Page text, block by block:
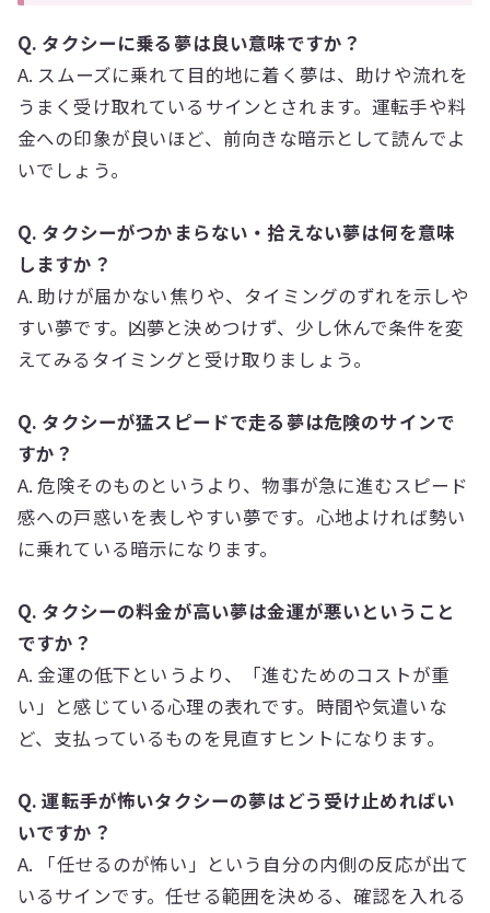
Q. タクシーに乗る夢は良い意味ですか？
A. スムーズに乗れて目的地に着く夢は、助けや流れを
うまく受け取れているサインとされます。運転手や料
金への印象が良いほど、前向きな暗示として読んでよ
いでしょう。
Q. タクシーがつかまらない・拾えない夢は何を意味
しますか？
A. 助けが届かない焦りや、タイミングのずれを示しや
すい夢です。凶夢と決めつけず、少し休んで条件を変
えてみるタイミングと受け取りましょう。
Q. タクシーが猛スピードで走る夢は危険のサインで
すか？
A. 危険そのものというより、物事が急に進むスピード
感への戸惑いを表しやすい夢です。心地よければ勢い
に乗れている暗示になります。
Q. タクシーの料金が高い夢は金運が悪いということ
ですか？
A. 金運の低下というより、「進むためのコストが重
い」と感じている心理の表れです。時間や気遣いな
ど、支払っているものを見直すヒントになります。
Q. 運転手が怖いタクシーの夢はどう受け止めればい
いですか？
A. 「任せるのが怖い」という自分の内側の反応が出て
いるサインです。任せる範囲を決める、確認を入れる